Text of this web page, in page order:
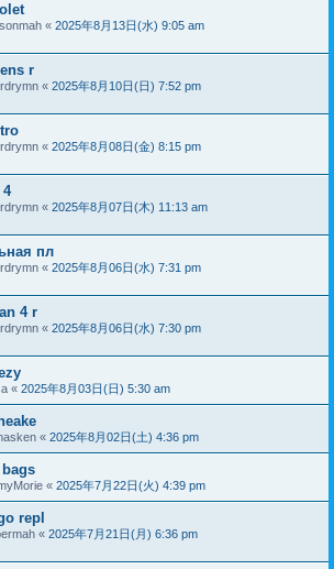
« 2025年8月13日(水) 9:05 am
r
« 2025年8月10日(日) 7:52 pm
« 2025年8月08日(金) 8:15 pm
« 2025年8月07日(木) 11:13 am
пл
« 2025年8月06日(水) 7:31 pm
4 r
« 2025年8月06日(水) 7:30 pm
« 2025年8月03日(日) 5:30 am
« 2025年8月02日(土) 4:36 pm
« 2025年7月22日(火) 4:39 pm
repl
« 2025年7月21日(月) 6:36 pm